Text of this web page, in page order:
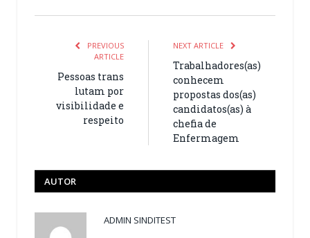
PREVIOUS
ARTICLE
Pessoas trans
lutam por
visibilidade e
respeito
NEXT ARTICLE
Trabalhadores(as)
conhecem
propostas dos(as)
candidatos(as) à
chefia de
Enfermagem
AUTOR
ADMIN SINDITEST